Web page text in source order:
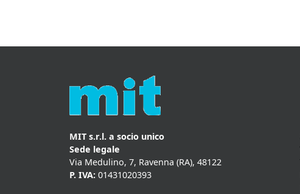
MIT s.r.l. a socio unico
Sede legale
Via Medulino, 7, Ravenna (RA), 48122
P. IVA: 01431020393